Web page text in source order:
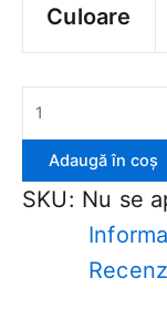
Culoare
Adaugă în coș
SKU: Nu se